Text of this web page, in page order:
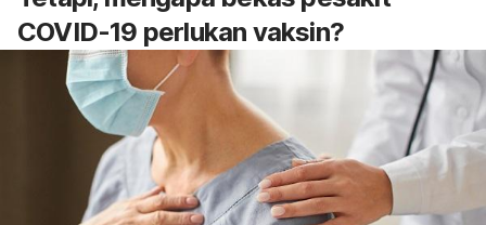
COVID-19 perlukan vaksin?